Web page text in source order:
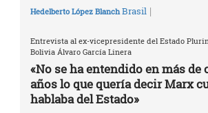
Hedelberto López Blanch Brasil |
Entrevista al ex-vicepresidente del Estado
Bolivia Álvaro García Linera
«No se ha entendido en más de
años lo que quería decir Marx
hablaba del Estado»